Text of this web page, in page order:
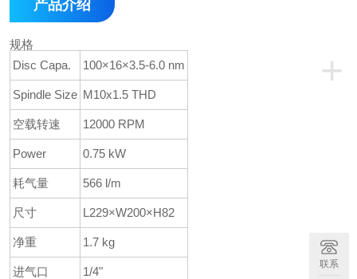
产品介绍
规格
+
Disc Capa. 100×16×3.5-6.0 nm
Spindle Size M10x1.5 THD
空载转速 12000 RPM
Power 0.75 kW
耗气量 566 l/m
尺寸 L229×W200×H82
净重 1.7 kg
进气口 1/4"
联系